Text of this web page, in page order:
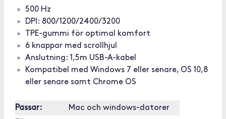
500 Hz
DPI: 800/1200/2400/3200
TPE-gummi för optimal komfort
6 knappar med scrollhjul
Anslutning: 1,5m USB-A-kabel
Kompatibel med Windows 7 eller senare, OS 10,8
eller senare samt Chrome OS
Passar:
Mac och windows-datorer